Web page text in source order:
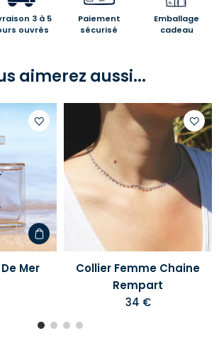
3 à 5
ouvrés
Paiement
sécurisé
Emballage
cadeau
aimerez aussi...
d'envies
Mer
à
votre
liste
Collier Femme Chaine
Rempart
34 €